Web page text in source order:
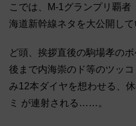
こでは、M-1グランプリ覇者
海道新幹線ネタを大公開して
ど頭、挨拶直後の駒場孝の
後まで内海崇のド等のツッ
み12本ダイヤを想わせる、
ミ が連射される……。